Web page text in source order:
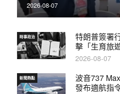
2026-08-07
特朗普簽署
擊「生育旅遊
時事政治
2026-08-07
波音737
發布適航指
新聞熱點